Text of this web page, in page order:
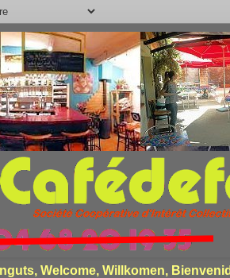
Welcome, Willkomen,